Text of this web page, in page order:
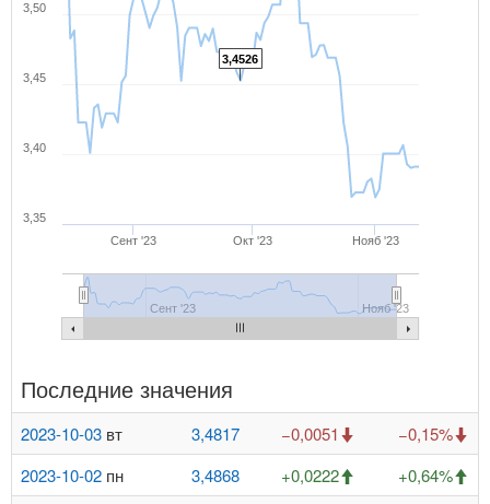
3,4526
Сент '23 Окт '23 Нояб '23
Сент '23 Нояб '23
3,35
3,40
3,45
3,50
Последние значения
2023-10-03 вт 3,4817 −0,0051
−0,15%
2023-10-02 пн 3,4868 +0,0222
+0,64%